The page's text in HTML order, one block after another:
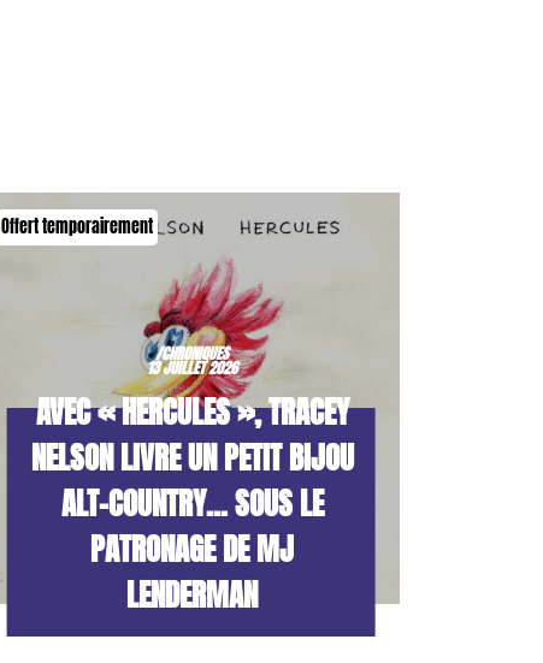
Offert temporairement
/CHRONIQUES
13 JUILLET 2026
AVEC « HERCULES », TRACEY
NELSON LIVRE UN PETIT BIJOU
ALT-COUNTRY… SOUS LE
PATRONAGE DE MJ
LENDERMAN